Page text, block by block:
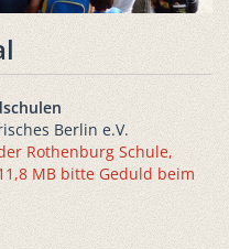
Berlin e.V.
Rothenburg Schule,
MB bitte Geduld beim